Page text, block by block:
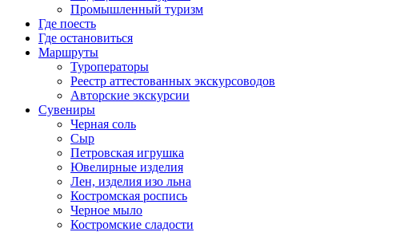
Промышленный туризм
Где поесть
Где остановиться
Маршруты
Туроператоры
Реестр аттестованных экскурсоводов
Авторские экскурсии
Сувениры
Черная соль
Сыр
Петровская игрушка
Ювелирные изделия
Лен, изделия изо льна
Костромская роспись
Черное мыло
Костромские сладости